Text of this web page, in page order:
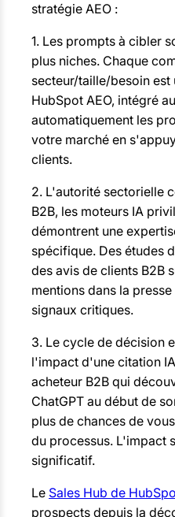
stratégie AEO :
1. Les prompts à cibler
plus niches. Chaque
secteur/taille/besoin
HubSpot AEO, intégré
automatiquement les
votre marché en
clients.
2. L'autorité sectorielle
B2B, les moteurs IA
démontrent une
spécifique. Des études
des avis de clients B2B
mentions dans la
signaux critiques.
3. Le cycle de décision
l'impact d'une citation
acheteur B2B qui
ChatGPT au début de
plus de chances de
du processus. L'impact
significatif.
Le Sales Hub de
prospects depuis la